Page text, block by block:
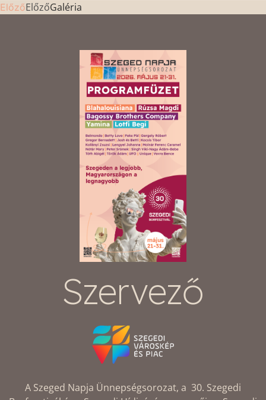
ElőzőElőzőGaléria
Szervező
A Szeged Napja Ünnepségsorozat, a 30. Szegedi